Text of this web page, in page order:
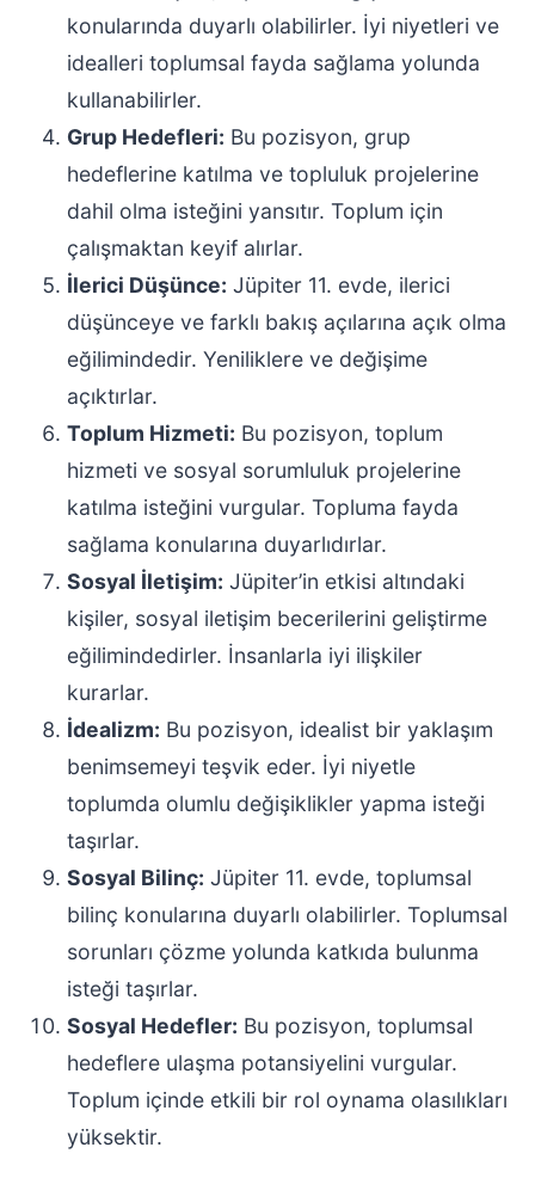
konularında duyarlı olabilirler. İyi niyetleri ve
idealleri toplumsal fayda sağlama yolunda
kullanabilirler.
Grup Hedefleri: Bu pozisyon, grup
hedeflerine katılma ve topluluk projelerine
dahil olma isteğini yansıtır. Toplum için
çalışmaktan keyif alırlar.
İlerici Düşünce: Jüpiter 11. evde, ilerici
düşünceye ve farklı bakış açılarına açık olma
eğilimindedir. Yeniliklere ve değişime
açıktırlar.
Toplum Hizmeti: Bu pozisyon, toplum
hizmeti ve sosyal sorumluluk projelerine
katılma isteğini vurgular. Topluma fayda
sağlama konularına duyarlıdırlar.
Sosyal İletişim: Jüpiter’in etkisi altındaki
kişiler, sosyal iletişim becerilerini geliştirme
eğilimindedirler. İnsanlarla iyi ilişkiler
kurarlar.
İdealizm: Bu pozisyon, idealist bir yaklaşım
benimsemeyi teşvik eder. İyi niyetle
toplumda olumlu değişiklikler yapma isteği
taşırlar.
Sosyal Bilinç: Jüpiter 11. evde, toplumsal
bilinç konularına duyarlı olabilirler. Toplumsal
sorunları çözme yolunda katkıda bulunma
isteği taşırlar.
Sosyal Hedefler: Bu pozisyon, toplumsal
hedeflere ulaşma potansiyelini vurgular.
Toplum içinde etkili bir rol oynama olasılıkları
yüksektir.